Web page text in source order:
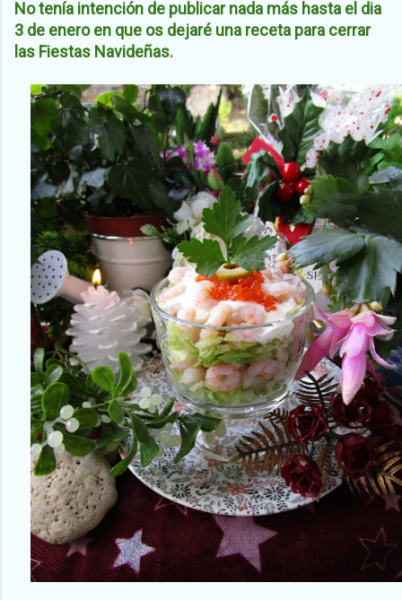
No tenía intención de publicar nada más hasta el dia
3 de enero en que os dejaré una receta para cerrar
las Fiestas Navideñas.